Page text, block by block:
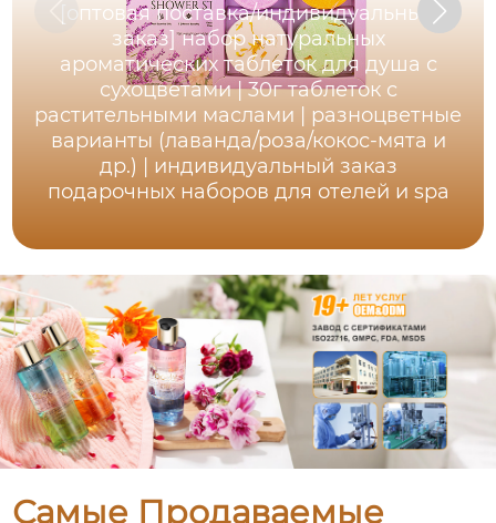
[оптовая поставка/индивидуальный
заказ] набор натуральных
ароматических таблеток для душа с
сухоцветами | 30г таблеток с
растительными маслами | разноцветные
варианты (лаванда/роза/кокос-мята и
др.) | индивидуальный заказ
подарочных наборов для отелей и spa
Самые Продаваемые